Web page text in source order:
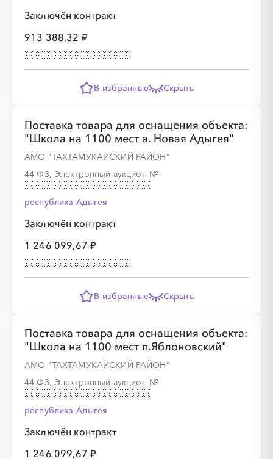
Заключён контракт
913 388,32 ₽
В избранные Скрыть
Поставка товара для оснащения объекта:
"Школа на 1100 мест а. Новая Адыгея"
АМО "ТАХТАМУКАЙСКИЙ РАЙОН"
44-ФЗ, Электронный аукцион №
республика Адыгея
Заключён контракт
1 246 099,67 ₽
В избранные Скрыть
Поставка товара для оснащения объекта:
"Школа на 1100 мест п.Яблоновский"
АМО "ТАХТАМУКАЙСКИЙ РАЙОН"
44-ФЗ, Электронный аукцион №
республика Адыгея
Заключён контракт
1 246 099,67 ₽